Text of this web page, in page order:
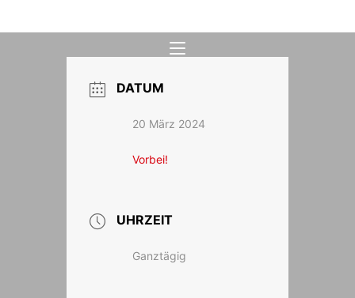
Inhalt
DATUM
20 März 2024
Vorbei!
UHRZEIT
Ganztägig